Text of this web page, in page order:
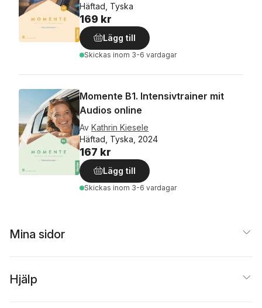
Häftad, Tyska
169 kr
Lägg till
Skickas inom 3-6 vardagar
Momente B1. Intensivtrainer mit
Audios online
Av Kathrin Kiesele
Häftad, Tyska, 2024
167 kr
Lägg till
Skickas inom 3-6 vardagar
Mina sidor
Hjälp